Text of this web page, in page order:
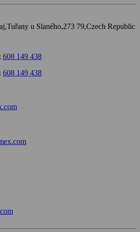
u Slaného,273 79,Czech Republic
: 608 149 438
: 608 149 438